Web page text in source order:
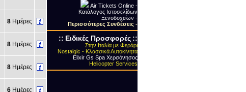
8Ημέρες
8Ημέρες
8Ημέρες
6Ημέρες
Air Tickets Online -
Κατάλογος Ιστοσελίδων
Ξενοδοχείων -
Περισσότερες Συνδέσεις -
:: Ειδικές Προσφορές ::
Στην Ιταλία με Φεράρι
Nostalgic - Κλασσικά Αυτοκίνητα
Elixir Gs Spa Χερσόνησος
Helicopter Services